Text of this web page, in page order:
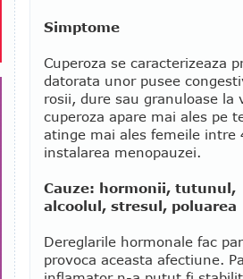
Simptome
Cuperoza se caracterizeaza
datorata unor pusee
rosii, dure sau granuloase
cuperoza apare mai ales pe
atinge mai ales femeile
instalarea menopauzei.
Cauze: hormonii, tutunul,
alcoolul, stresul, poluarea
Dereglarile hormonale fac
provoca aceasta afectiune.